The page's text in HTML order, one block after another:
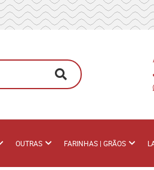
OUTRAS FARINHAS | GRÃOS